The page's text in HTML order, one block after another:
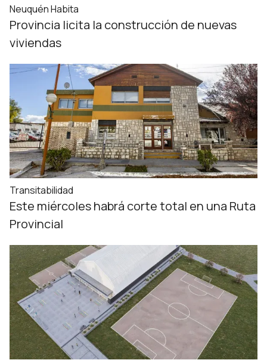
Neuquén Habita
Provincia licita la construcción de nuevas
viviendas
Transitabilidad
Este miércoles habrá corte total en una Ruta
Provincial